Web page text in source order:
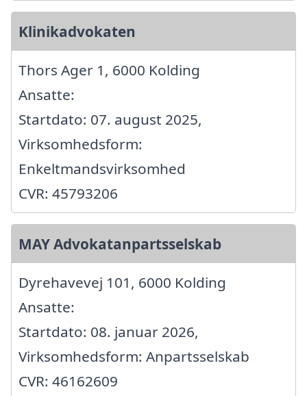
Klinikadvokaten
Thors Ager 1, 6000 Kolding
Ansatte:
Startdato: 07. august 2025,
Virksomhedsform:
Enkeltmandsvirksomhed
CVR: 45793206
MAY Advokatanpartsselskab
Dyrehavevej 101, 6000 Kolding
Ansatte:
Startdato: 08. januar 2026,
Virksomhedsform: Anpartsselskab
CVR: 46162609